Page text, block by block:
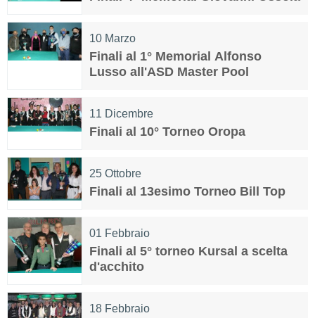
10 Marzo
Finali al 1° Memorial Alfonso
Lusso all'ASD Master Pool
11 Dicembre
Finali al 10° Torneo Oropa
25 Ottobre
Finali al 13esimo Torneo Bill Top
01 Febbraio
Finali al 5° torneo Kursal a scelta
d'acchito
18 Febbraio